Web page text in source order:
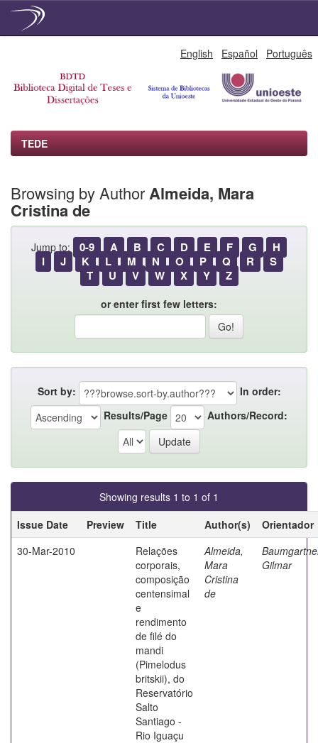
English Español Português
TEDE
Browsing by AuthorAlmeida, Mara
Cristina de
Jump to: 0-9 A B C D E F G
H
I
J K L M N O P Q R
S
T
U V W X Y Z
or enter first few letters:
Sort by:
In order:
Results/Page
Authors/Record:
Showing results 1 to 1 of 1
Issue Date
Preview Title Author(s)
Orientador
30-Mar-2010
Relações
corporais,
composição
centensimal
e
rendimento
de filé do
mandi
(Pimelodus
britskii), do
Reservatório
Salto
Santiago -
Rio Iguaçu
Almeida,
Mara
Cristina
de
Gilmar